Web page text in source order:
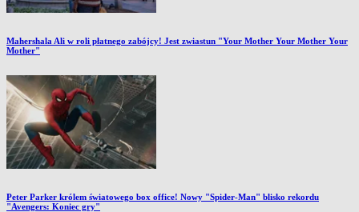
Mahershala Ali w roli płatnego zabójcy! Jest zwiastun "Your Mother Your Mother Your
Mother"
Peter Parker królem światowego box office! Nowy "Spider-Man" blisko rekordu
"Avengers: Koniec gry"